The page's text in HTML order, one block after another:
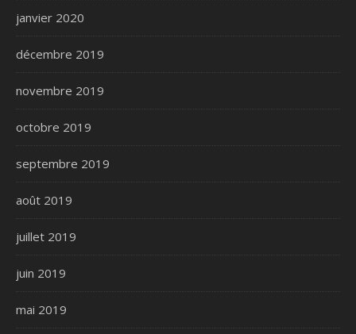
janvier 2020
décembre 2019
novembre 2019
octobre 2019
septembre 2019
août 2019
juillet 2019
juin 2019
mai 2019